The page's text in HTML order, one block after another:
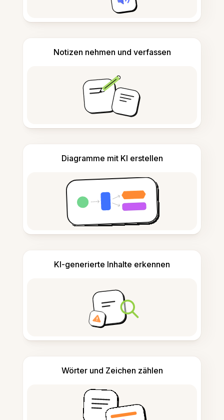
Notizen nehmen und verfassen
Diagramme mit KI erstellen
KI-generierte Inhalte erkennen
Wörter und Zeichen zählen